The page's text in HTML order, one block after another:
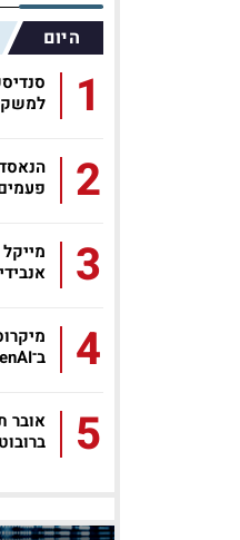
היום
1
2
3
אנבידיה ל-2027
4
ב־OpenAI: הכנסות של 24.1...
5